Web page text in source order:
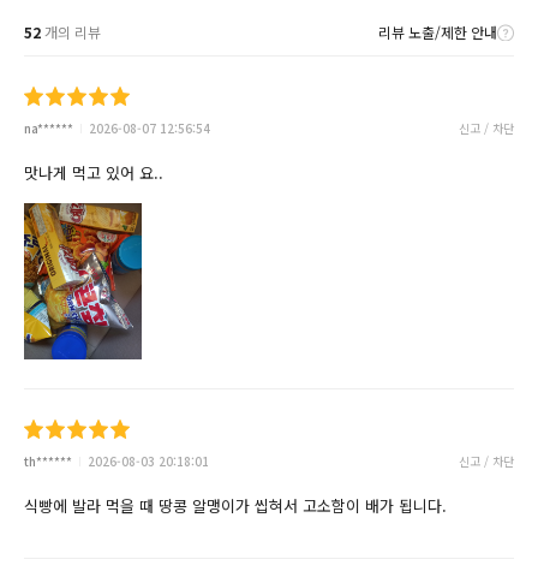
52개의 리뷰 리뷰 노출/제한 안내
na****** 2026-08-07 12:56:54 신고 / 차단
맛나게 먹고 있어 요..
th****** 2026-08-03 20:18:01 신고 / 차단
식빵에 발라 먹을 때 땅콩 알맹이가 씹혀서 고소함이 배가 됩니다.